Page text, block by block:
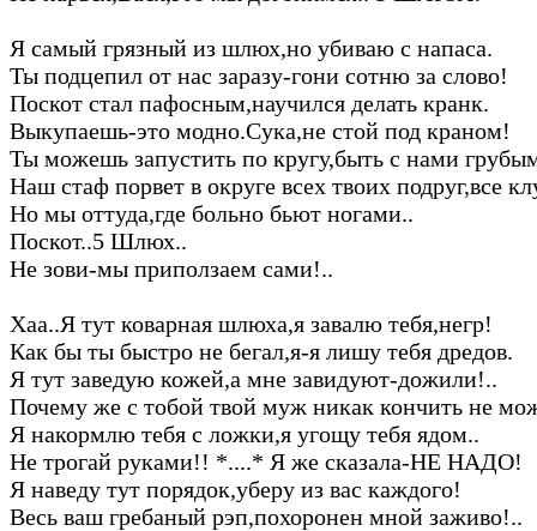
Я самый грязный из шлюх,но убиваю с напаса.
Ты подцепил от нас заразу-гони сотню за слово!
Поскот стал пафосным,научился делать кранк.
Выкупаешь-это модно.Сука,не стой под краном!
Ты можешь запустить по кругу,быть с нами
Наш стаф порвет в округе всех твоих подруг,все
Но мы оттуда,где больно бьют ногами..
Поскот..5 Шлюх..
Не зови-мы приползаем сами!..
Хаа..Я тут коварная шлюха,я завалю тебя,негр!
Как бы ты быстро не бегал,я-я лишу тебя дредов.
Я тут заведую кожей,а мне завидуют-дожили!..
Почему же с тобой твой муж никак кончить не
Я накормлю тебя с ложки,я угощу тебя ядом..
Не трогай руками!! *....* Я же сказала-НЕ НАДО!
Я наведу тут порядок,уберу из вас каждого!
Весь ваш гребаный рэп,похоронен мной заживо!..